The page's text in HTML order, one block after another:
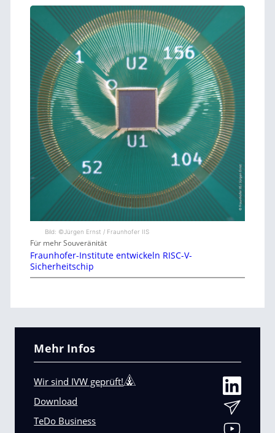
Bild: ©Jürgen Ernst / Fraunhofer IIS
Für mehr Souveränität
Fraunhofer-Institute entwickeln RISC-V-
Sicherheitschip
Mehr Infos
Wir sind IVW geprüft!
Download
TeDo Business